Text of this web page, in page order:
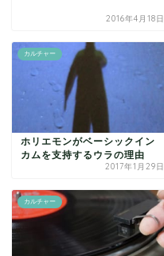
2016年4月18日
カルチャー
ホリエモンがベーシックイン
カムを支持するウラの理由
2017年1月29日
カルチャー